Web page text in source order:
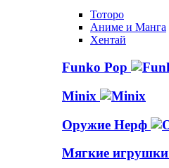
Тоторо
Аниме и Манга
Хентай
Funko Pop
Minix
Оружие Нерф
Мягкие игрушки